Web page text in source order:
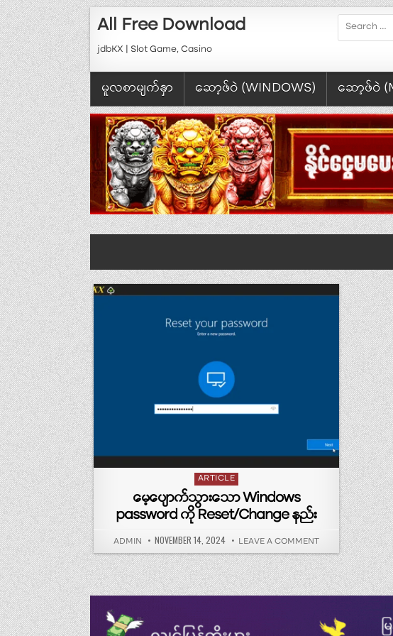
Skip to content
All Free Download
jdbKX | Slot Game, Casino
Search for:
မူလစာမျက်နှာ ဆော့ဖ်ဝဲ (WINDOWS) ဆော့ဖ်ဝဲ
Posted in
ARTICLE
မေ့ပျောက်သွားသော Windows
password ကို Reset/Change နည်း
AUTHOR:
ADMIN PUBLISHED DATE:
NOVEMBER 14, 2024 LEAVE A COMMENTON မေ့ပျောက်သွားသ